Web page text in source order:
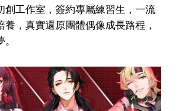
創工作室，簽約專屬練習生，一流
養，真實還原團體偶像成長路程，